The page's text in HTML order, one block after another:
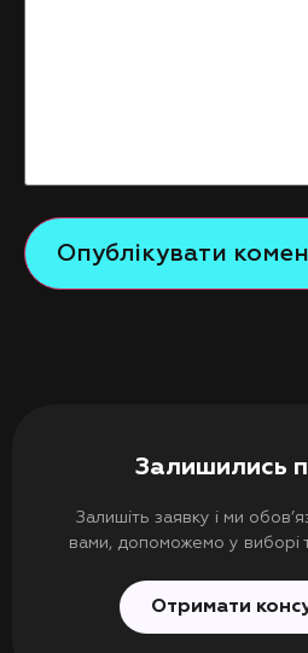
Залишились
Залишіть заявку і ми
вами, допоможемо у виборі
Отримати